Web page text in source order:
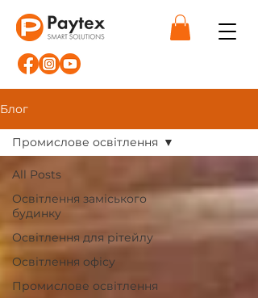
Блог
All Posts
Освітлення заміського
будинку
Освітлення для рітейлу
Освітлення офісу
Промислове освітлення
Промислове освітлення